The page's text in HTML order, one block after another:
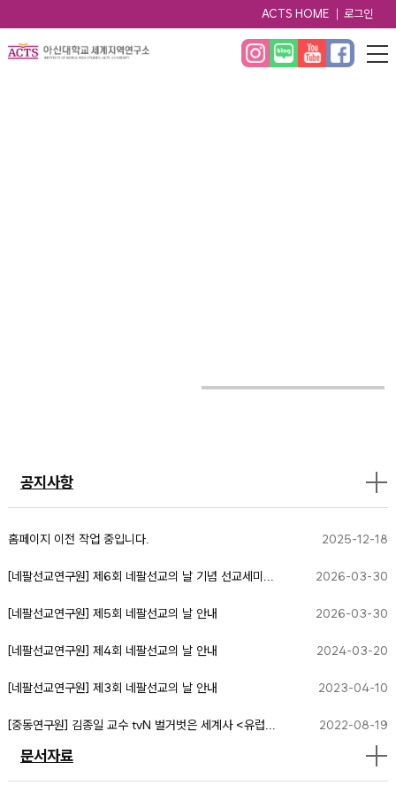
ACTS HOME 로그인
공지사항
홈페이지 이전 작업 중입니다. 2025-12-18
[네팔선교연구원] 제6회 네팔선교의 날 기념 선교세미... 2026-03-30
[네팔선교연구원] 제5회 네팔선교의 날 안내 2026-03-30
[네팔선교연구원] 제4회 네팔선교의 날 안내 2024-03-20
[네팔선교연구원] 제3회 네팔선교의 날 안내 2023-04-10
[중동연구원] 김종일 교수 tvN 벌거벗은 세계사 <유럽... 2022-08-19
문서자료